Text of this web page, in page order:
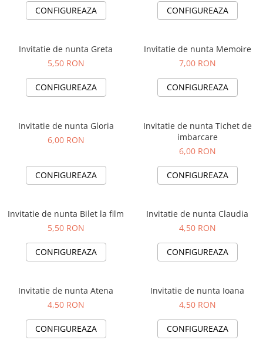
Plicuri pentru bani Botez
Lumânări botez
Pahare botez
Etichete marturii botez
CONFIGUREAZA CONFIGUREAZA
Invitatie de nunta Greta
5,50 RON
CONFIGUREAZA
Invitatie de nunta Memoire
7,00 RON
CONFIGUREAZA
Invitatie de nunta Gloria
6,00 RON
CONFIGUREAZA
Invitatie de nunta Tichet de
imbarcare
6,00 RON
CONFIGUREAZA
Invitatie de nunta Bilet la film
5,50 RON
CONFIGUREAZA
Invitatie de nunta Claudia
4,50 RON
CONFIGUREAZA
Invitatie de nunta Atena
4,50 RON
CONFIGUREAZA
Invitatie de nunta Ioana
4,50 RON
CONFIGUREAZA